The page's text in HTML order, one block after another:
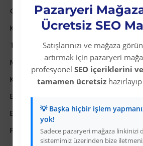
Pazaryeri
Ücretsiz SEO
Satışlarınızı ve mağaza
artırmak için pazaryeri
profesyonel SEO içeriklerini
tamamen ücretsiz
💡 Başka hiçbir işlem
yok!
Sadece pazaryeri mağaza linkinizi
sistemimiz üzerinden bize
Gizlilik Politikası
Kullanıcı Sözleşmesi
Teslimat Bilgileri
Mesafeli Satış Sözleşmesi
Kariyer
Bayi İade Sistemi
Bayi Bakiye Yükleme
Para Puan Sistemi ile Kazanç